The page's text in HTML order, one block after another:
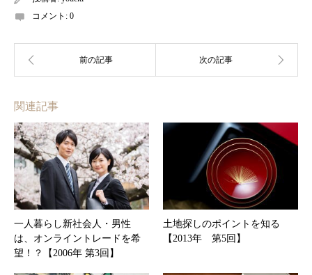
コメント: 0
関連記事
一人暮らし新社会人・男性
は、オンライントレードを希
望！？【2006年 第3回】
土地探しのポイントを知る
【2013年 第5回】